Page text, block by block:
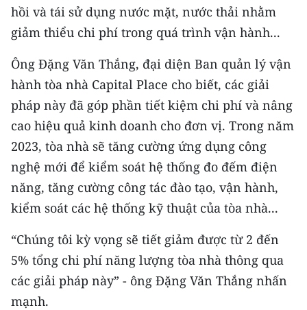
Media Chính trị
Media Kinh tế
Media Văn hóa
Media Xã hội
Media Pháp luật
Media Du lịch
Media Thế giới
Media Giáo dục
Media Y tế
hồi và tái sử dụng nước mặt, nước thải nhằm
giảm thiểu chi phí trong quá trình vận hành...
Ông Đặng Văn Thắng, đại diện Ban quản lý vận
hành tòa nhà Capital Place cho biết, các giải
pháp này đã góp phần tiết kiệm chi phí và nâng
cao hiệu quả kinh doanh cho đơn vị. Trong năm
2023, tòa nhà sẽ tăng cường ứng dụng công
nghệ mới để kiểm soát hệ thống đo đếm điện
năng, tăng cường công tác đào tạo, vận hành,
kiểm soát các hệ thống kỹ thuật của tòa nhà...
“Chúng tôi kỳ vọng sẽ tiết giảm được từ 2 đến
5% tổng chi phí năng lượng tòa nhà thông qua
các giải pháp này” - ông Đặng Văn Thắng nhấn
mạnh.